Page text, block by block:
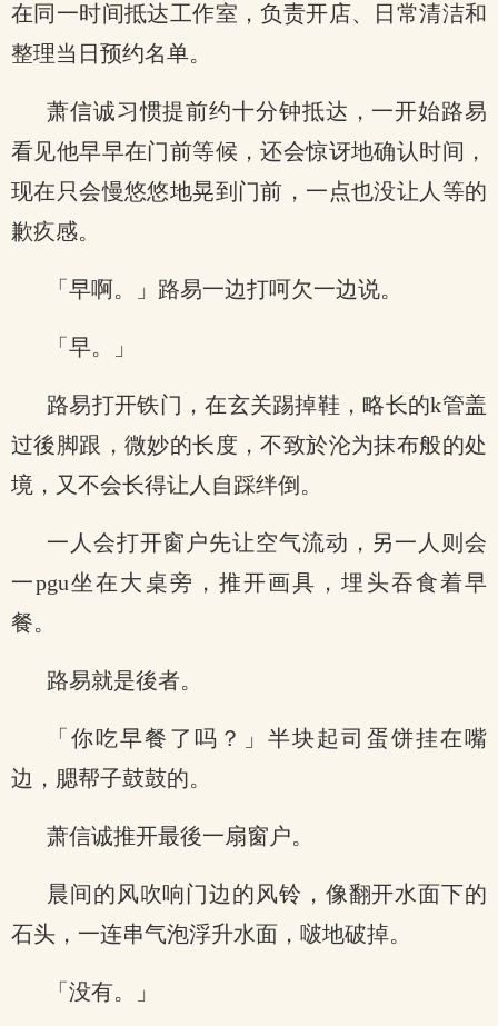
在同一时间抵达工作室，负责开店、日常清洁和
整理当日预约名单。
萧信诚习惯提前约十分钟抵达，一开始路易
看见他早早在门前等候，还会惊讶地确认时间，
现在只会慢悠悠地晃到门前，一点也没让人等的
歉疚感。
「早啊。」路易一边打呵欠一边说。
「早。」
路易打开铁门，在玄关踢掉鞋，略长的k管盖
过後脚跟，微妙的长度，不致於沦为抹布般的处
境，又不会长得让人自踩绊倒。
一人会打开窗户先让空气流动，另一人则会
一pgu坐在大桌旁，推开画具，埋头吞食着早
餐。
路易就是後者。
「你吃早餐了吗？」半块起司蛋饼挂在嘴
边，腮帮子鼓鼓的。
萧信诚推开最後一扇窗户。
晨间的风吹响门边的风铃，像翻开水面下的
石头，一连串气泡浮升水面，啵地破掉。
「没有。」